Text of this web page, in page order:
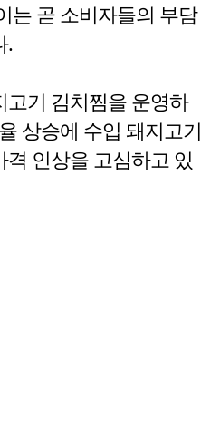
는 곧 소비자들의 부담
.
기 김치찜을 운영하
상승에 수입 돼지고기
인상을 고심하고 있